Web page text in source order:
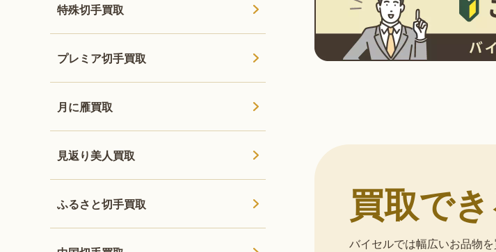
買取で
バイセルでは幅広いお品物
特殊切手買取
プレミア切手買取
月に雁買取
見返り美人買取
ふるさと切手買取